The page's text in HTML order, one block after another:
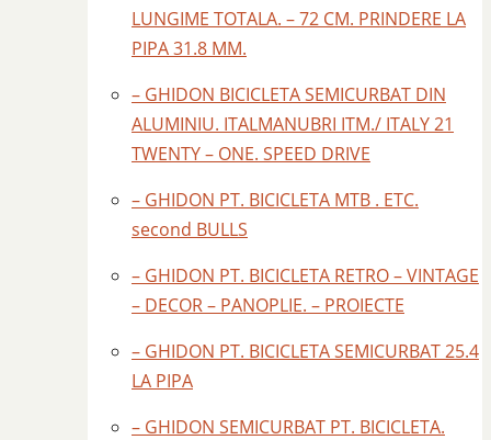
LUNGIME TOTALA. – 72 CM. PRINDERE LA
PIPA 31.8 MM.
– GHIDON BICICLETA SEMICURBAT DIN
ALUMINIU. ITALMANUBRI ITM./ ITALY 21
TWENTY – ONE. SPEED DRIVE
– GHIDON PT. BICICLETA MTB . ETC.
second BULLS
– GHIDON PT. BICICLETA RETRO – VINTAGE
– DECOR – PANOPLIE. – PROIECTE
– GHIDON PT. BICICLETA SEMICURBAT 25.4
LA PIPA
– GHIDON SEMICURBAT PT. BICICLETA.